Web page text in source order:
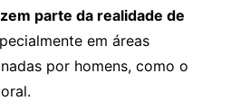
parte da realidade de
em áreas
por homens, como o